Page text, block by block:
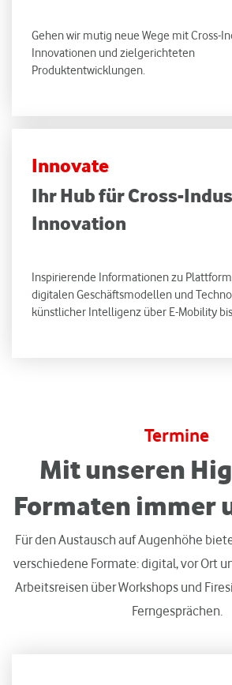
Gehen wir mutig neue Wege mit Cross-
Innovationen und zielgerichteten
Produktentwicklungen.
Innovate
Ihr Hub für Cross-
Innovation
Inspirierende Informationen zu
digitalen Geschäftsmodellen und
künstlicher Intelligenz über E-Mobility
Termine
Mit unseren
Formaten immer
Für den Austausch auf Augenhöhe
verschiedene Formate: digital, vor Ort
Arbeitsreisen über Workshops und
Ferngesprächen.